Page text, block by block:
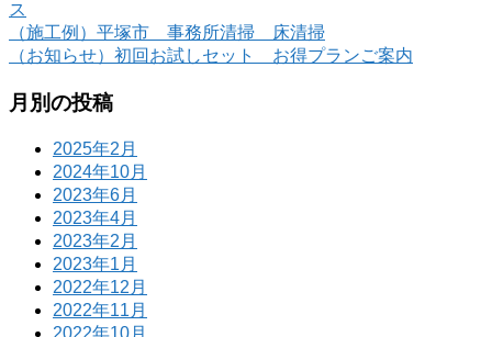
ス
（施工例）平塚市 事務所清掃 床清掃
（お知らせ）初回お試しセット お得プランご案内
月別の投稿
2025年2月
2024年10月
2023年6月
2023年4月
2023年2月
2023年1月
2022年12月
2022年11月
2022年10月